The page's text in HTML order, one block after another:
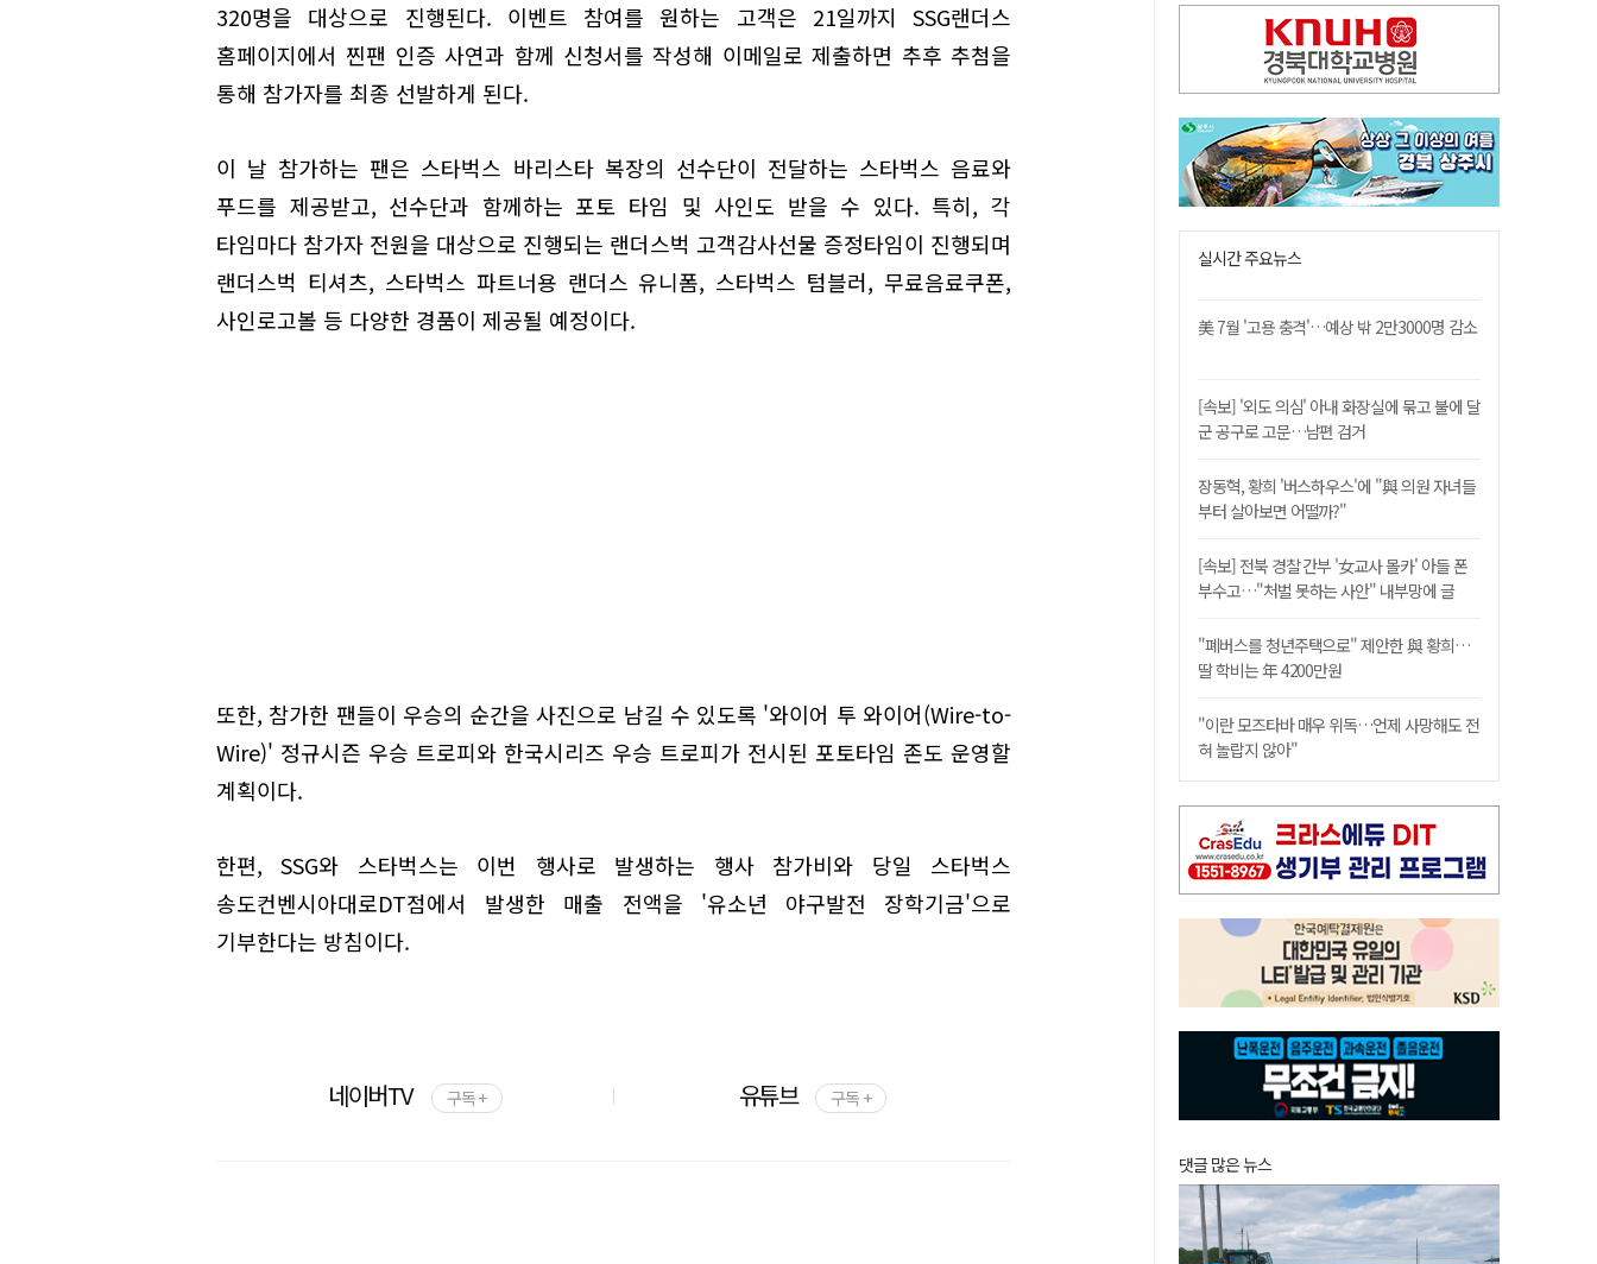
320명을 대상으로 진행된다. 이벤트 참여를 원하는 고객은 21일까지 SSG랜더스
홈페이지에서 찐팬 인증 사연과 함께 신청서를 작성해 이메일로 제출하면 추후 추첨을
통해 참가자를 최종 선발하게 된다.
이 날 참가하는 팬은 스타벅스 바리스타 복장의 선수단이 전달하는 스타벅스 음료와
푸드를 제공받고, 선수단과 함께하는 포토 타임 및 사인도 받을 수 있다. 특히, 각
타임마다 참가자 전원을 대상으로 진행되는 랜더스벅 고객감사선물 증정타임이 진행되며
랜더스벅 티셔츠, 스타벅스 파트너용 랜더스 유니폼, 스타벅스 텀블러, 무료음료쿠폰,
사인로고볼 등 다양한 경품이 제공될 예정이다.
또한, 참가한 팬들이 우승의 순간을 사진으로 남길 수 있도록 '와이어 투 와이어(Wire-to-
Wire)' 정규시즌 우승 트로피와 한국시리즈 우승 트로피가 전시된 포토타임 존도 운영할
계획이다.
한편, SSG와 스타벅스는 이번 행사로 발생하는 행사 참가비와 당일 스타벅스
송도컨벤시아대로DT점에서 발생한 매출 전액을 '유소년 야구발전 장학기금'으로
기부한다는 방침이다.
네이버TV 구독 + 유튜브 구독 +
실시간 주요뉴스
美 7월 '고용 충격'…예상 밖 2만3000명 감소
[속보] '외도 의심' 아내 화장실에 묶고 불에 달
군 공구로 고문…남편 검거
장동혁, 황희 '버스하우스'에 "與 의원 자녀들
부터 살아보면 어떨까?"
[속보] 전북 경찰 간부 '女교사 몰카' 아들 폰
부수고…"처벌 못하는 사안" 내부망에 글
"폐버스를 청년주택으로" 제안한 與 황희…
딸 학비는 年 4200만원
"이란 모즈타바 매우 위독…언제 사망해도 전
혀 놀랍지 않아"
댓글 많은 뉴스